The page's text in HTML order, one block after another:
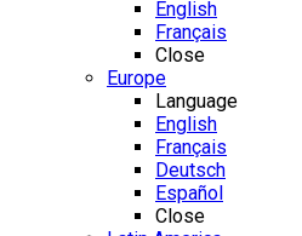
English
Français
Close
Europe
Language
English
Français
Deutsch
Español
Close